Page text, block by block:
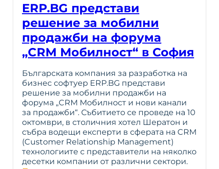
ERP.BG представи
решение за мобилни
продажби на форума
„CRM Мобилност“ в София
Българската компания за разработка на
бизнес софтуер ERP.BG представи
решение за мобилни продажби на
форума „CRM Мобилност и нови канали
за продажби“. Събитието се проведе на 10
октомври, в столичния хотел Шератон и
събра водещи експерти в сферата на CRM
(Customer Relationship Management)
технологиите с представители на няколко
десетки компании от различни сектори.